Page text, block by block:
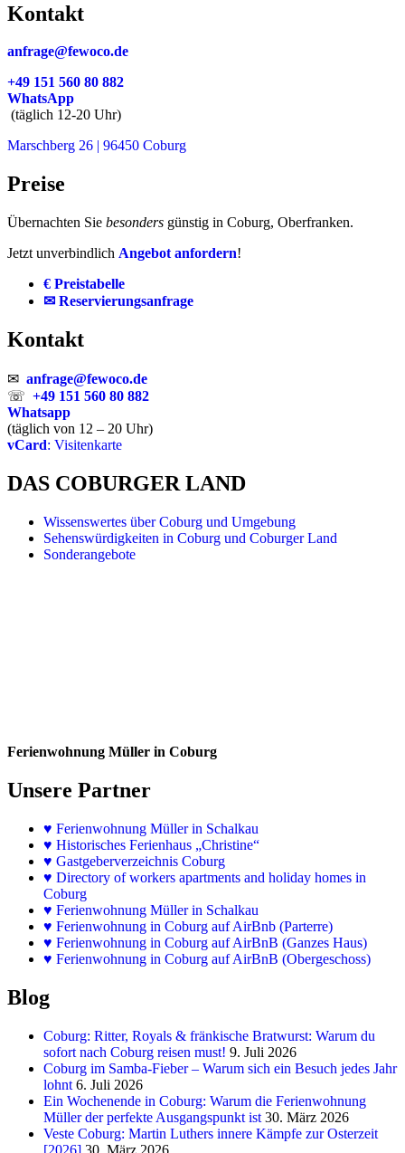
Kontakt
anfrage@fewoco.de
+49 151 560 80 882
WhatsApp
(täglich 12-20 Uhr)
Marschberg 26 | 96450 Coburg
Preise
Übernachten Sie besonders günstig in Coburg, Oberfranken.
Jetzt unverbindlich Angebot anfordern!
€ Preistabelle
✉ Reservierungsanfrage
Kontakt
✉ anfrage@fewoco.de
☏ +49 151 560 80 882
Whatsapp
(täglich von 12 – 20 Uhr)
vCard: Visitenkarte
DAS COBURGER LAND
Wissenswertes über Coburg und Umgebung
Sehenswürdigkeiten in Coburg und Coburger Land
Sonderangebote
Ferienwohnung Müller in Coburg
Unsere Partner
♥ Ferienwohnung Müller in Schalkau
♥ Historisches Ferienhaus „Christine“
♥ Gastgeberverzeichnis Coburg
♥ Directory of workers apartments and holiday homes in
Coburg
♥ Ferienwohnung Müller in Schalkau
♥ Ferienwohnung in Coburg auf AirBnb (Parterre)
♥ Ferienwohnung in Coburg auf AirBnB (Ganzes Haus)
♥ Ferienwohnung in Coburg auf AirBnB (Obergeschoss)
Blog
Coburg: Ritter, Royals & fränkische Bratwurst: Warum du
sofort nach Coburg reisen must! 9. Juli 2026
Coburg im Samba-Fieber – Warum sich ein Besuch jedes Jahr
lohnt 6. Juli 2026
Ein Wochenende in Coburg: Warum die Ferienwohnung
Müller der perfekte Ausgangspunkt ist 30. März 2026
Veste Coburg: Martin Luthers innere Kämpfe zur Osterzeit
[2026] 30. März 2026